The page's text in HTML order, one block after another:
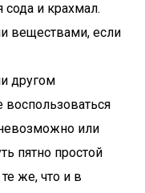
и крахмал.
веществами, если
другом
или
пятно простой
же, что и в